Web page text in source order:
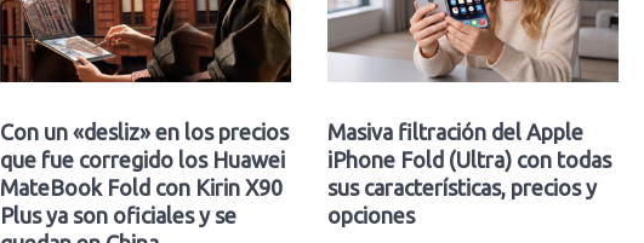
Con un «desliz» en los precios
que fue corregido los Huawei
MateBook Fold con Kirin X90
Plus ya son oficiales y se
Masiva filtración del Apple
iPhone Fold (Ultra) con todas
sus características, precios y
opciones